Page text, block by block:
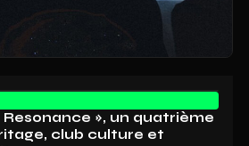
», un quatrième
club culture et